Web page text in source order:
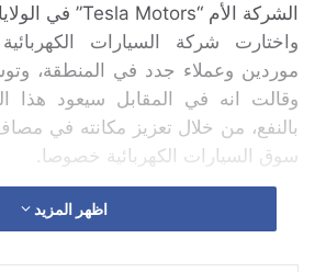
الشركة الأم “Tesla Motors” في الولايات المتحدة الامريكية .
واختارت شركة السيارات
موردين وعملاء جدد في المنطقة،
وقالت انه في المقابل سيعود هذا
بالنفع، من خلال تعزيز مكانته في
سوق السيارات الكهربائية خصوصا.
اظهر المزيد